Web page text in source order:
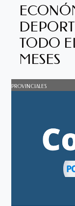
TODO
MESES
PROVINCIALES